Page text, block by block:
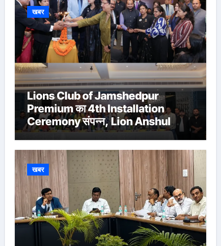
खबर
Lions Club of Jamshedpur
Premium का 4th Installation
Ceremony संपन्न, Lion Anshul
Ringasia ने संभाला अध्यक्ष पद
खबर